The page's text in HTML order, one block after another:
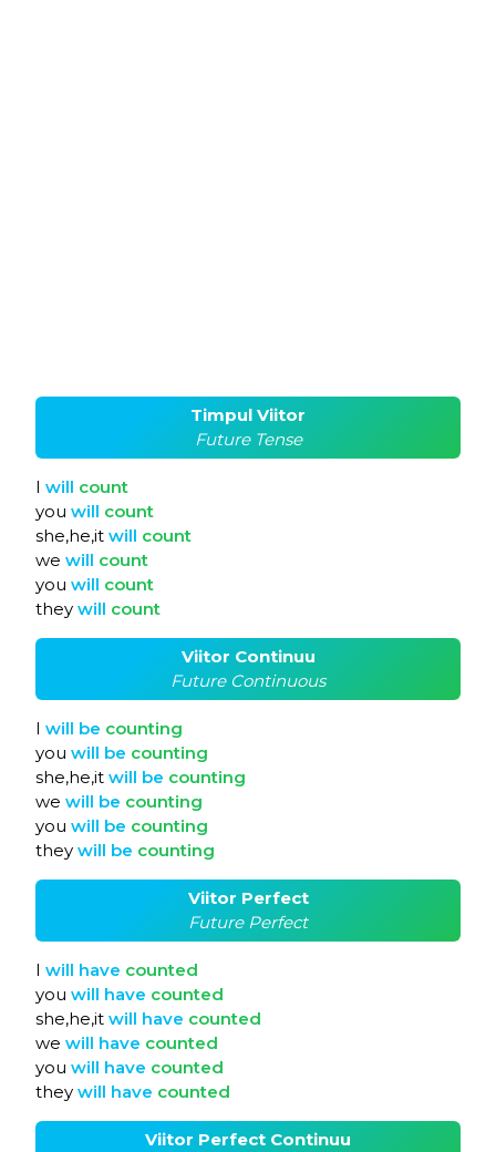
Timpul Viitor
Future Tense
I will count
you will count
she,he,it will count
we will count
you will count
they will count
Viitor Continuu
Future Continuous
I will be counting
you will be counting
she,he,it will be counting
we will be counting
you will be counting
they will be counting
Viitor Perfect
Future Perfect
I will have counted
you will have counted
she,he,it will have counted
we will have counted
you will have counted
they will have counted
Viitor Perfect Continuu